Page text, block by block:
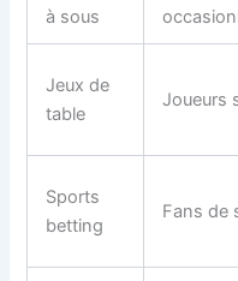
à sous
Jeux de
table
Joueurs
Sports
betting
Fans de